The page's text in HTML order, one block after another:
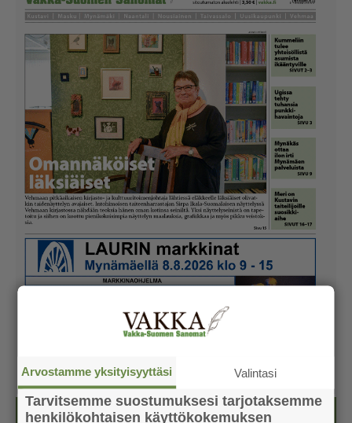
Kesälehti (ilmainen)
Arvostamme yksityisyyttäsi Valintasi
Tarvitsemme suostumuksesi tarjotaksemme
henkilökohtaisen käyttökokemuksen